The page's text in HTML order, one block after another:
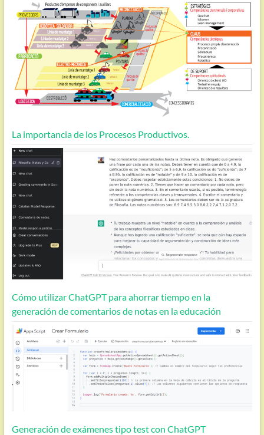
La importancia de los Procesos Productivos.
Cómo utilizar ChatGPT para ahorrar tiempo en la
generación de comentarios de notas en la educación
Generación de exámenes tipo test con ChatGPT